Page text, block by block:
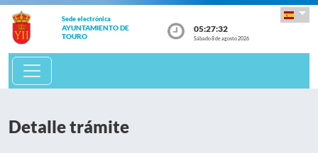
Sede electrónica
AYUNTAMIENTO DE
TOURO
05:27:32
Sábado 8 de agosto 2026
Detalle trámite